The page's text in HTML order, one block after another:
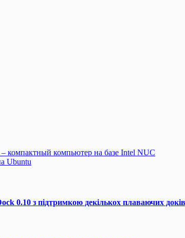
компактный компьютер на базе Intel NUC
Ubuntu
0.10 з підтримкою декількох плаваючих